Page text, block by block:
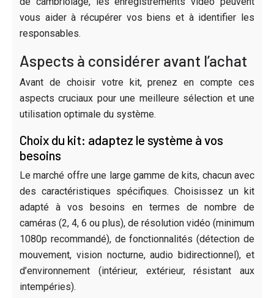
vous aider à récupérer vos biens et à identifier les
responsables.
Aspects à considérer avant l’achat
Avant de choisir votre kit, prenez en compte ces
aspects cruciaux pour une meilleure sélection et une
utilisation optimale du système.
Choix du kit: adaptez le système à vos
besoins
Le marché offre une large gamme de kits, chacun avec
des caractéristiques spécifiques. Choisissez un kit
adapté à vos besoins en termes de nombre de
caméras (2, 4, 6 ou plus), de résolution vidéo (minimum
1080p recommandé), de fonctionnalités (détection de
mouvement, vision nocturne, audio bidirectionnel), et
d’environnement (intérieur, extérieur, résistant aux
intempéries).